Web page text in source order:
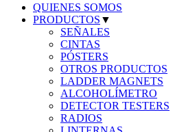
QUIENES SOMOS
PRODUCTOS ▼
SEÑALES
CINTAS
PÓSTERS
OTROS PRODUCTOS
LADDER MAGNETS
ALCOHOLÍMETRO
DETECTOR TESTERS
RADIOS